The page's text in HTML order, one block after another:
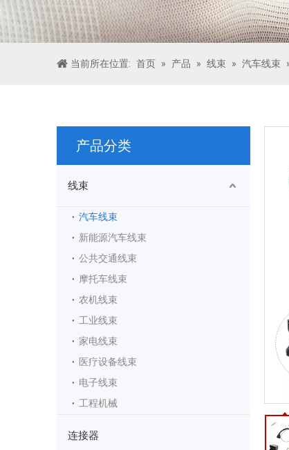
当前所在位置: 首页 » 产品 » 线束 » 汽车线束
产品分类
线束
汽车线束
新能源汽车线束
公共交通线束
摩托车线束
农机线束
工业线束
家电线束
医疗设备线束
电子线束
工程机械
连接器